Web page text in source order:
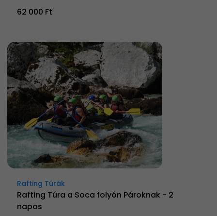
62 000 Ft
Rafting Túrák
Rafting Túra a Soca folyón Pároknak - 2
napos